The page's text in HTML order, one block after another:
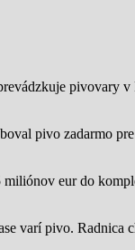
pivovary
pivo zadarmo
miliónov eur do
varí pivo. Radnica